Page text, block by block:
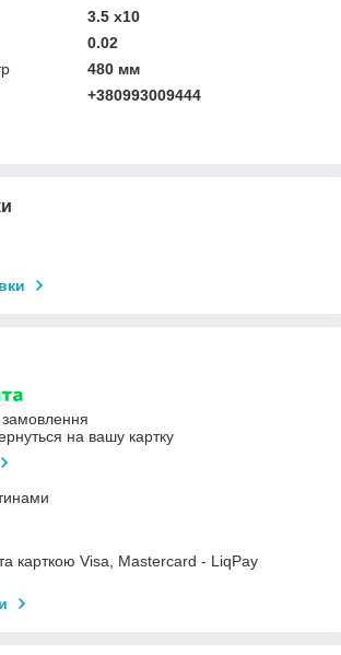
3.5 x10
0.02
480 мм
+380993009444
на вашу картку
карткою Visa, Mastercard - LiqPay